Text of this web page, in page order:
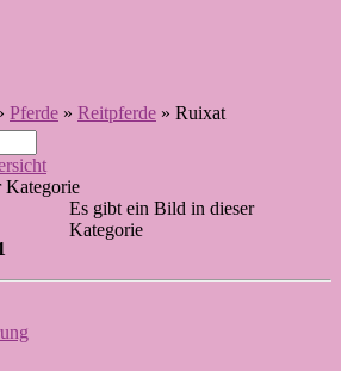
Pferde » Reitpferde » Ruixat
Kategorie
Es gibt ein Bild in dieser
Kategorie